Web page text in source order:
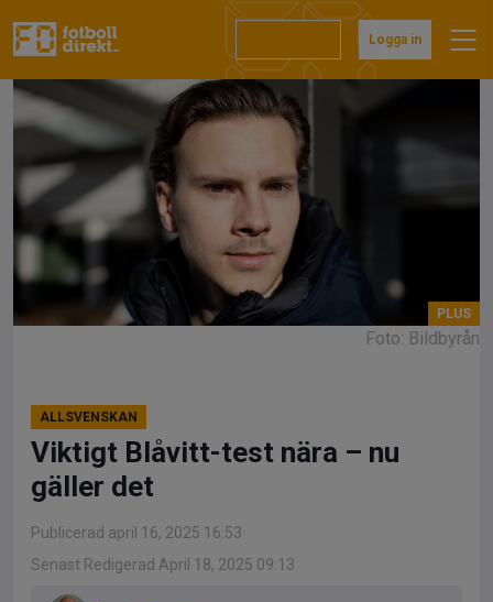
till
Logga in
Foto: Bildbyrån
ALLSVENSKAN
Viktigt Blåvitt-test nära – nu
gäller det
Publicerad april 16, 2025 16:53
Senast Redigerad April 18, 2025 09:13